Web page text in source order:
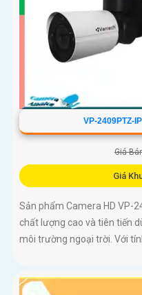
VP-2409PTZ-
Giá
Giá
Sản phẩm Camera HD VP-
chất lượng cao và tiên tiến
môi trường ngoại trời. Với